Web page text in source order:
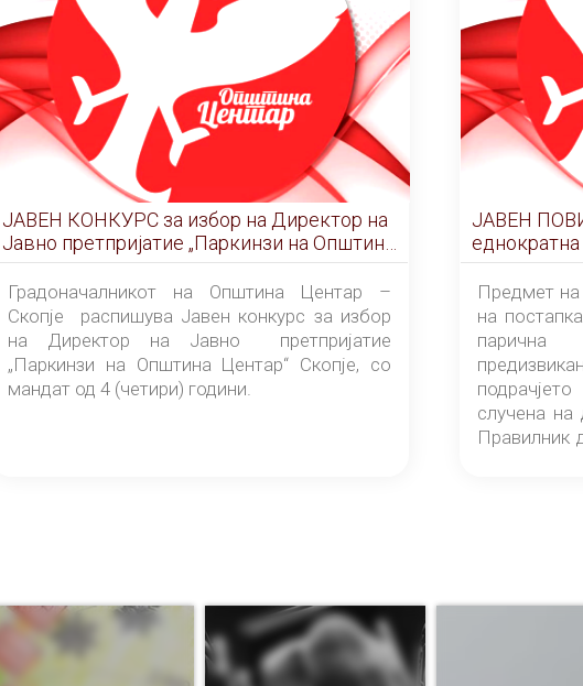
ЈАВЕН КОНКУРС за избор на Директор на
Јавно претпријатие „Паркинзи на Општина
Центар“ – Скопје
Градоначалникот на Општина Центар –
Скопје распишува Јавен конкурс за избор
на Директор на Јавно претпријатие
„Паркинзи на Општина Центар“ Скопје, со
мандат од 4 (четири) години.
ЈАВЕН ПОВИК за
штетата предизвикана од природната
непогода
Центар-Скопје случена на ден
година
Предмет
на
случена на
Правилник